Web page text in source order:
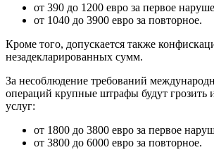
от 390 до 1200 евро за первое
от 1040 до 3900 евро за повторное.
Кроме того, допускается также
незадекларированных сумм.
За несоблюдение требований
операций крупные штрафы будут грозить
услуг:
от 1800 до 3800 евро за первое
от 3800 до 6000 евро за повторное.